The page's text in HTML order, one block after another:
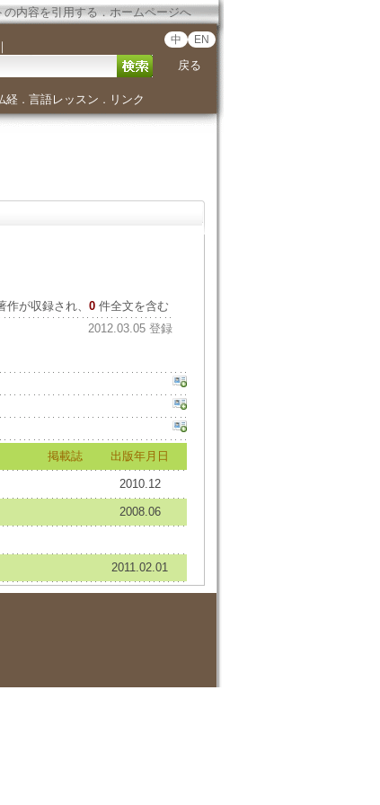
の内容を引用する．ホームページへ
｜ 中 EN
戻る
経． 言語レッスン ． リンク
作が収録され、 0件全文を含む
2012.03.05 登録
掲載誌 出版年月日
2010.12
2008.06
2011.02.01